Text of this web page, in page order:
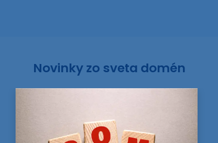
Novinky zo sveta domén